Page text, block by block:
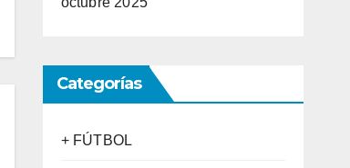
Categorías
+ FÚTBOL